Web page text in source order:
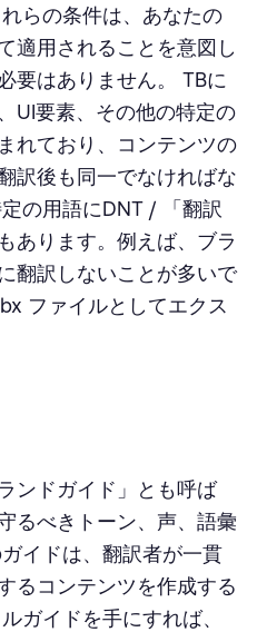
らの条件は、あなたの
適用されることを意図し
要はありません。 TBに
UI要素、その他の特定の
れており、コンテンツの
訳後も同一でなければな
の用語にDNT / 「翻訳
あります。例えば、ブラ
翻訳しないことが多いで
ファイルとしてエクス
ンドガイド」とも呼ば
るべきトーン、声、語彙
イドは、翻訳者が一貫
るコンテンツを作成する
ガイドを手にすれば、